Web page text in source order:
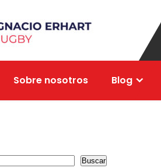
Erhart
Sobre nosotros Blog
Buscar